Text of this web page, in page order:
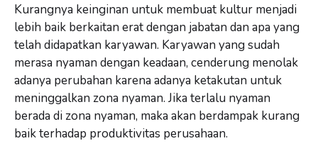
Kurangnya keinginan untuk membuat kultur menjadi
lebih baik berkaitan erat dengan jabatan dan apa yang
telah didapatkan karyawan. Karyawan yang sudah
merasa nyaman dengan keadaan, cenderung menolak
adanya perubahan karena adanya ketakutan untuk
meninggalkan zona nyaman. Jika terlalu nyaman
berada di zona nyaman, maka akan berdampak kurang
baik terhadap produktivitas perusahaan.